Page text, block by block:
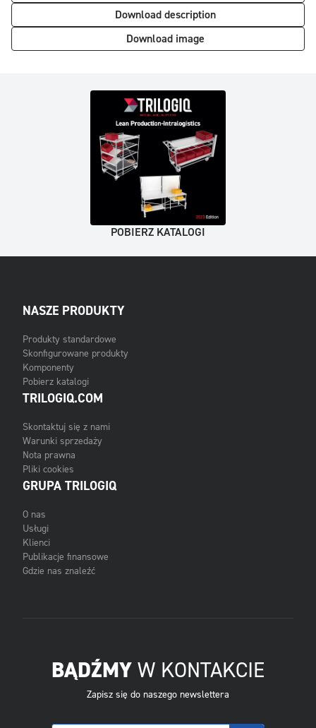
Download description
Download image
POBIERZ KATALOGI
NASZE PRODUKTY
Produkty standardowe
Skonfigurowane produkty
Komponenty
Pobierz katalogi
TRILOGIQ.COM
Skontaktuj się z nami
Warunki sprzedaży
Nota prawna
Pliki cookies
GRUPA TRILOGIQ
O nas
Usługi
Klienci
Publikacje finansowe
Gdzie nas znaleźć
BĄDŹMY W KONTAKCIE
Zapisz się do naszego newslettera